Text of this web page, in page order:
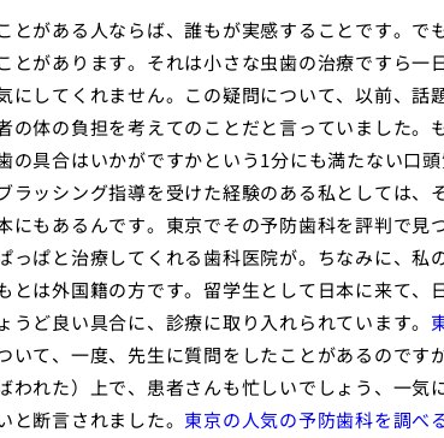
がある人ならば、誰もが実感することです。で
とがあります。それは小さな虫歯の治療ですら一
にしてくれません。この疑問について、以前、話
の体の負担を考えてのことだと言っていました。
の具合はいかがですかという1分にも満たない口
ッシング指導を受けた経験のある私としては、
もあるんです。 東京でその予防歯科を評判で見
っぱと治療してくれる歯科医院が。ちなみに、私
とは外国籍の方です。留学生として日本に来て、
ど良い具合に、診療に取り入れられています。
いて、一度、先生に質問をしたことがあるのです
れた）上で、患者さんも忙しいでしょう、一気
断言されました。 東京の人気の予防歯科を調べ